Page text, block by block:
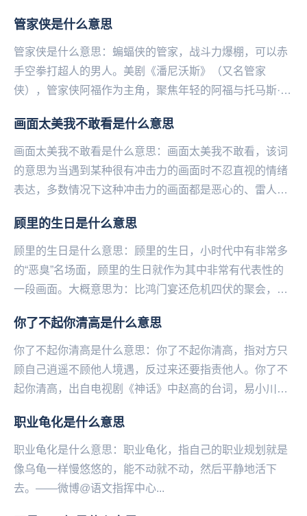
管家侠是什么意思
管家侠是什么意思：蝙蝠侠的管家，战斗力爆棚，可以赤
手空拳打超人的男人。美剧《潘尼沃斯》（又名管家
侠），管家侠阿福作为主角，聚焦年轻的阿福与托马斯·韦
画面太美我不敢看是什么意思
画面太美我不敢看是什么意思：画面太美我不敢看，该词
的意思为当遇到某种很有冲击力的画面时不忍直视的情绪
表达，多数情况下这种冲击力的画面都是恶心的、雷人
却...
顾里的生日是什么意思
顾里的生日是什么意思：顾里的生日，小时代中有非常多
的“恶臭”名场面，顾里的生日就作为其中非常有代表性的
一段画面。大概意思为：比鸿门宴还危机四伏的聚会，人
你了不起你清高是什么意思
你了不起你清高是什么意思：你了不起你清高，指对方只
顾自己‌‌‌‌‌‌‌‌‌‌‌‌‌逍遥不顾他人境遇，反过来还要指责他人。你了不
起你清高，出自电视剧《神话》中赵高的台词，易小川骂
职业龟化是什么意思
职业龟化是什么意思：职业龟化，指自己的职业规划就是
像乌龟一样慢悠悠的，能不动就不动，然后平静地活下
去。——微博@语文指挥中心...